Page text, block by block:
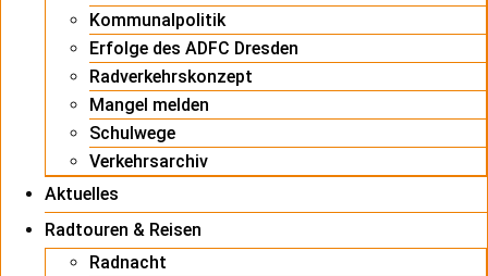
Kommunalpolitik
Erfolge des ADFC Dresden
Radverkehrskonzept
Mangel melden
Schulwege
Verkehrsarchiv
Aktuelles
Radtouren & Reisen
Radnacht